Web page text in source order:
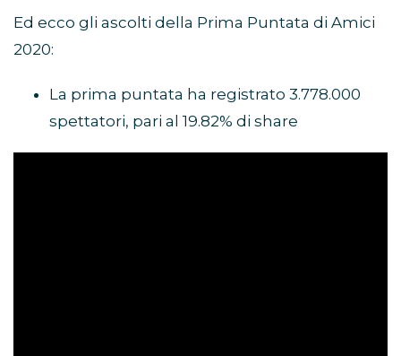
Ed ecco gli ascolti della Prima Puntata di Amici
2020:
La prima puntata ha registrato 3.778.000
spettatori, pari al 19.82% di share